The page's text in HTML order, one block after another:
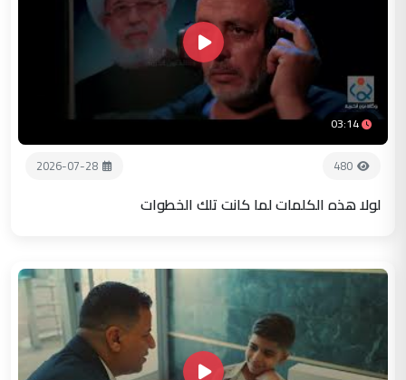
03:14
480
2026-07-28
لولا هذه الكلمات لما كانت تلك الخطوات